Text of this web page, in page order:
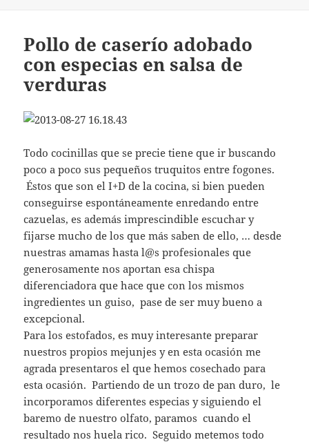
Pollo de caserío adobado
con especias en salsa de
verduras
Todo cocinillas que se precie tiene que ir buscando
poco a poco sus pequeños truquitos entre fogones.
Éstos que son el I+D de la cocina, si bien pueden
conseguirse espontáneamente enredando entre
cazuelas, es además imprescindible escuchar y
fijarse mucho de los que más saben de ello, … desde
nuestras amamas hasta l@s profesionales que
generosamente nos aportan esa chispa
diferenciadora que hace que con los mismos
ingredientes un guiso, pase de ser muy bueno a
excepcional.
Para los estofados, es muy interesante preparar
nuestros propios mejunjes y en esta ocasión me
agrada presentaros el que hemos cosechado para
esta ocasión. Partiendo de un trozo de pan duro, le
incorporamos diferentes especias y siguiendo el
baremo de nuestro olfato, paramos cuando el
resultado nos huela rico. Seguido metemos todo